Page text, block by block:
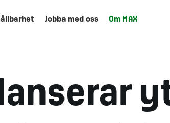
Jobba med oss Om MAX